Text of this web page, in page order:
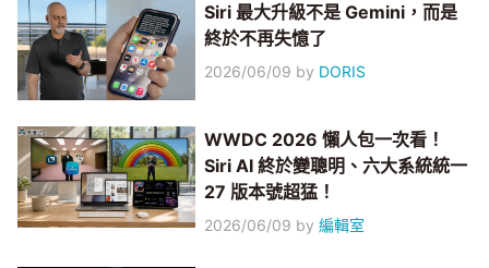
Siri 最大升級不是 Gemini，而是
終於不再失憶了
2026/06/09 by DORIS
WWDC 2026 懶人包一次看！
Siri AI 終於變聰明、六大系統統一
27 版本號超猛！
2026/06/09 by編輯室